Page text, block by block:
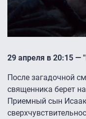
29 апреля в 20:15 —
После загадочной
священника берет
Приемный сын